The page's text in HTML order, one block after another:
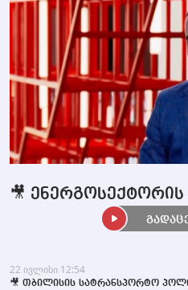
22 ივლისი 12:54
🎥 თბილისის სატრანსპორტო
🎥